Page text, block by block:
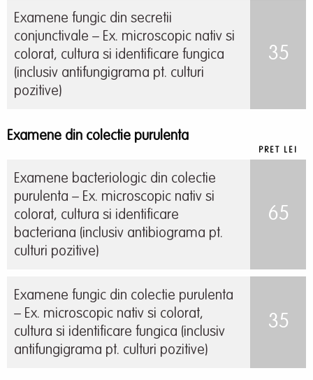
Examene fungic din secretii
conjunctivale – Ex. microscopic nativ si
colorat, cultura si identificare fungica
(inclusiv antifungigrama pt. culturi
pozitive)
35
Examene din colectie purulenta
PRET LEI
Examene bacteriologic din colectie
purulenta – Ex. microscopic nativ si
colorat, cultura si identificare
bacteriana (inclusiv antibiograma pt.
culturi pozitive)
65
Examene fungic din colectie purulenta
– Ex. microscopic nativ si colorat,
cultura si identificare fungica (inclusiv
antifungigrama pt. culturi pozitive)
35